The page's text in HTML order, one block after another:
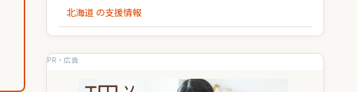
北海道 の支援情報
PR・広告